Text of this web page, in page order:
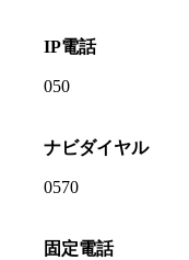
IP電話
050
ナビダイヤル
0570
固定電話